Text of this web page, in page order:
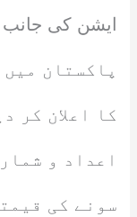
پاکستان
کا اعلان کر
اعداد و
سونے کی